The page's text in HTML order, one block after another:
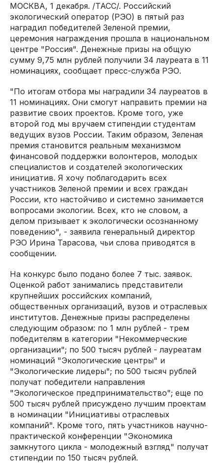
МОСКВА, 1 декабря. /ТАСС/. Российский
экологический оператор (РЭО) в пятый раз
наградил победителей Зеленой премии,
церемония награждения прошла в национальном
центре "Россия". Денежные призы на общую
сумму 9,75 млн рублей получили 34 лауреата в 11
номинациях, сообщает пресс-служба РЭО.
"По итогам отбора мы наградили 34 лауреатов в
11 номинациях. Они смогут направить премии на
развитие своих проектов. Кроме того, уже
второй год мы вручаем стипендии студентам
ведущих вузов России. Таким образом, Зеленая
премия становится реальным механизмом
финансовой поддержки волонтеров, молодых
специалистов и создателей экологических
инициатив. Я хочу поблагодарить всех
участников Зеленой премии и всех граждан
России, кто настойчиво и системно занимается
вопросами экологии. Всех, кто не словом, а
делом призывает к экологически осознанному
поведению", - заявила генеральный директор
РЭО Ирина Тарасова, чьи слова приводятся в
сообщении.
На конкурс было подано более 7 тыс. заявок.
Оценкой работ занимались представители
крупнейших российских компаний,
общественных организаций, вузов и отраслевых
институтов. Денежные призы распределены
следующим образом: по 1 млн рублей - трем
победителям в категории "Некоммерческие
организации"; по 500 тысяч рублей - лауреатам
номинаций "Экологические центры" и
"Экологические лидеры"; по 500 тысяч рублей
получат победители направления
"Экологическое предпринимательство"; еще по
500 тысяч рублей присуждено лучшим проектам
в номинации "Инициативы отраслевых
компаний". Кроме того, пять участников научно-
практической конференции "Экономика
замкнутого цикла - молодежный взгляд" получат
стипендии по 150 тысяч рублей.